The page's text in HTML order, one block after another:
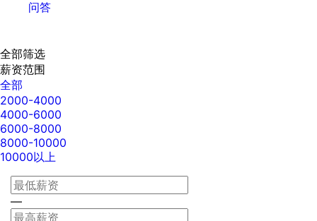
问答
全部筛选
薪资范围
全部
2000-4000
4000-6000
6000-8000
8000-10000
10000以上
—